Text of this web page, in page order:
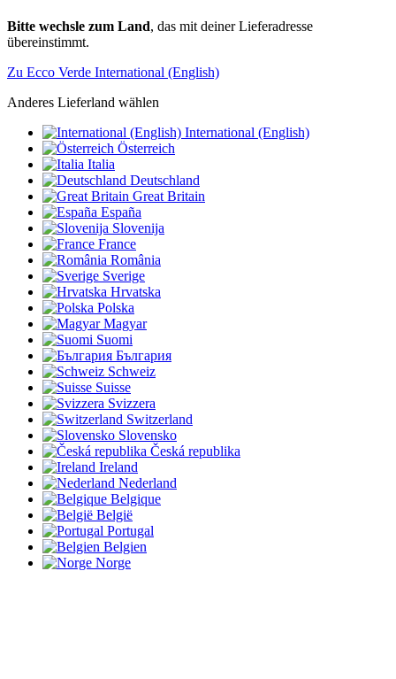
Bitte wechsle zum Land, das mit deiner Lieferadresse
übereinstimmt.
Zu Ecco Verde International (English)
Anderes Lieferland wählen
International (English)
Österreich
Italia
Deutschland
Great Britain
España
Slovenija
France
România
Sverige
Hrvatska
Polska
Magyar
Suomi
България
Schweiz
Suisse
Svizzera
Switzerland
Slovensko
Česká republika
Ireland
Nederland
Belgique
België
Portugal
Belgien
Norge